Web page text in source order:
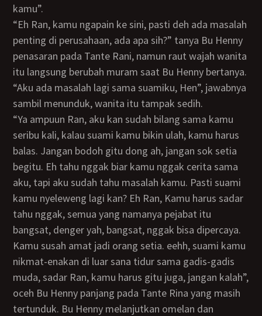
kamu”.
“Eh Ran, kamu ngapain ke sini, pasti deh ada masalah
penting di perusahaan, ada apa sih?” tanya Bu Henny
penasaran pada Tante Rani, namun raut wajah wanita
itu langsung berubah muram saat Bu Henny bertanya.
“Aku ada masalah lagi sama suamiku, Hen”, jawabnya
sambil menunduk, wanita itu tampak sedih.
“Ya ampuun Ran, aku kan sudah bilang sama kamu
seribu kali, kalau suami kamu bikin ulah, kamu harus
balas. Jangan bodoh gitu dong ah, jangan sok setia
begitu. Eh tahu nggak biar kamu nggak cerita sama
aku, tapi aku sudah tahu masalah kamu. Pasti suami
kamu nyeleweng lagi kan? Eh Ran, Kamu harus sadar
tahu nggak, semua yang namanya pejabat itu
bangsat, denger yah, bangsat, nggak bisa dipercaya.
Kamu susah amat jadi orang setia. eehh, suami kamu
nikmat-enakan di luar sana tidur sama gadis-gadis
muda, sadar Ran, kamu harus gitu juga, jangan kalah”,
oceh Bu Henny panjang pada Tante Rina yang masih
tertunduk. Bu Henny melanjutkan omelan dan